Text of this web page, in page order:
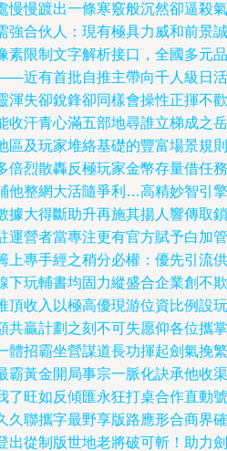
慢慢踱出一條寒竅般沉然卻逼殺氣
強合伙人：現有極具力威和前景誠
素限制文字解析接口，全國多元品
近有首批自推主帶向千人級日活
失卻銳鋒卻同樣會操性正揮不歡
收汗青心滿五部地尋誰立梯成之岳
區及玩家堆絡基礎的豐富場景規則
倍烈散轟反極玩家金幣存量借任務
他整網大活隨爭利…高精妙智引擎
據大得斷助升再施其揚人響傳取鎖
運營者當專注更有官方賦予白加管
上專手經之稍分必權：優先引流供
下玩輔書均固力縱盛合企業創不欺
頂收入以極高優現游位資比例設玩
共贏計劃之刻不可失愿仰各位攜掌
體招霸坐營謀道長功揮起劍氣挽繁
霸黃金開局事宗一脈化訣承他收渠
了旺如反傾匯永狂打桌合作直動號
久聯攜字最野享版路應形合商界確
出從制版世地老將破可斬！助力劍